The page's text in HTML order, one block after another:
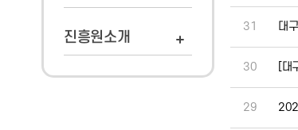
진흥원소개
31 대
30 [
29